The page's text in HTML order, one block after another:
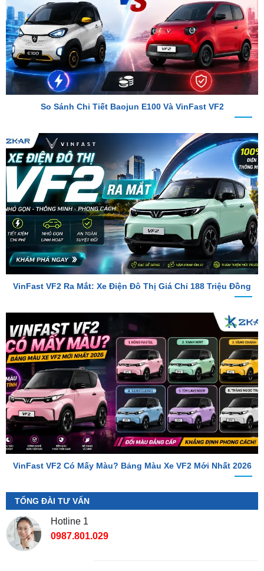
So Sánh Chi Tiết Baojun E100 Và VinFast VF2
VinFast VF2 Ra Mắt: Xe Điện Đô Thị Giá Chỉ 188 Triệu Đồng
VinFast VF2 Có Mấy Màu? Bảng Màu Xe VF2 Mới Nhất 2026
TỔNG ĐÀI TƯ VẤN
Hotline 1
0987.801.029